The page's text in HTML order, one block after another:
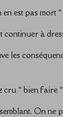
est pas mort
à
les
« bien
On ne